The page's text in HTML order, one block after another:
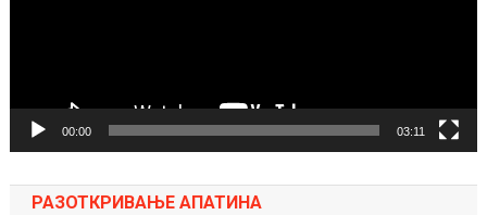
00:00 03:11
РАЗОТКРИВАЊЕ АПАТИНА